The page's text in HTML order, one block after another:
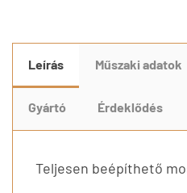
Leírás Műszaki adatok
Gyártó Érdeklődés
Teljesen beépíthető